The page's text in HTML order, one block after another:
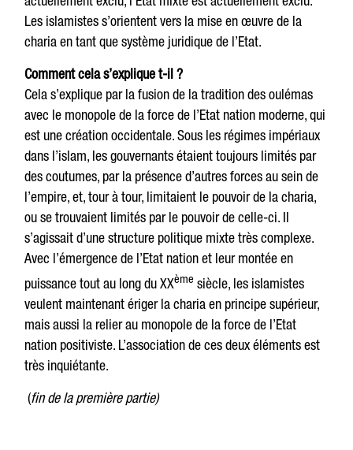
Les islamistes s’orientent vers la mise en œuvre de la
charia en tant que système juridique de l’Etat.
Comment cela s’explique t-il ?
Cela s’explique par la fusion de la tradition des oulémas
avec le monopole de la force de l’Etat nation moderne, qui
est une création occidentale. Sous les régimes impériaux
dans l’islam, les gouvernants étaient toujours limités par
des coutumes, par la présence d’autres forces au sein de
l’empire, et, tour à tour, limitaient le pouvoir de la charia,
ou se trouvaient limités par le pouvoir de celle-ci. Il
s’agissait d’une structure politique mixte très complexe.
Avec l’émergence de l’Etat nation et leur montée en
puissance tout au long du XXème siècle, les islamistes
veulent maintenant ériger la charia en principe supérieur,
mais aussi la relier au monopole de la force de l’Etat
nation positiviste. L’association de ces deux éléments est
très inquiétante.
(fin de la première partie)